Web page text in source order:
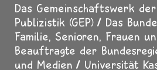
Das Gemeinschaftswerk
Publizistik (GEP)
Das
Familie, Senioren, Frauen
Beauftragte der
und Medien
Universität